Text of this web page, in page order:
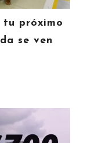
tu próximo
se ven